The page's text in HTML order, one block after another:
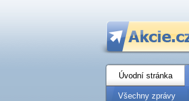
Úvodní stránka
Všechny zprávy